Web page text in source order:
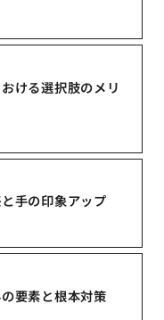
ける選択肢のメリ
手の印象アップ
要素と根本対策